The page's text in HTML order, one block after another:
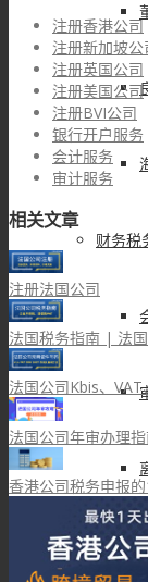
财务税
注册香港公司
注册新加坡公
注册英国公司
注册美国公司
注册BVI公司
银行开户服务
会计服务
审计服务
相关文章
注册法国公司
法国税务指南 | 法
法国公司Kbis、
法国公司年审办理
香港公司税务申报